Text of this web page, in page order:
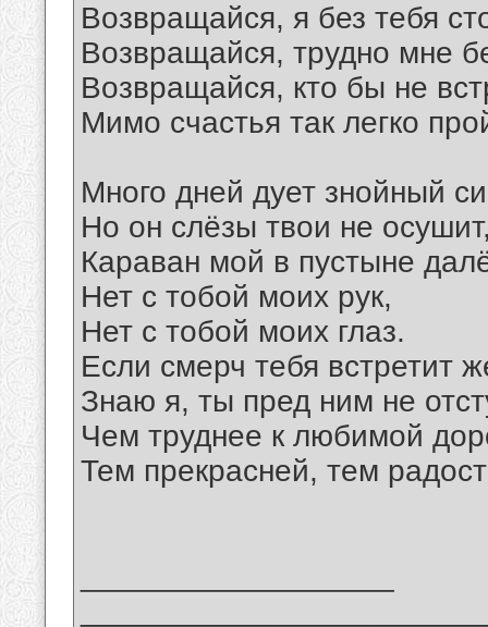
Возвращайся, я без тебя
Возвращайся, трудно мне
Возвращайся, кто бы не
Мимо счастья так легко
Много дней дует знойный
Но он слёзы твои не
Караван мой в пустыне
Нет с тобой моих рук,
Нет с тобой моих глаз.
Если смерч тебя встретит
Знаю я, ты пред ним не
Чем труднее к любимой
Тем прекрасней, тем